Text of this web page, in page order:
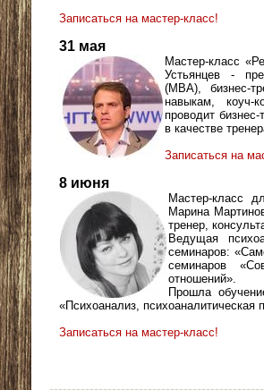
Записаться на мастер-класс!
31 мая
Мастер-класс
Устьянцев -
(МВА), бизнес-
навыкам, коуч-
проводит
в качестве
Записаться на
8 июня
Мастер-класс
Марина
тренер,
Ведущая
семинаров:
семинаров
отношений».
Прошла
«Психоанализ, психоаналитическая
Записаться на мастер-класс!